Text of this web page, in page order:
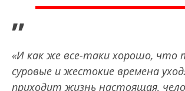
”
«И как же все-таки хорошо, что
суровые и жестокие времена
приходит жизнь настоящая,